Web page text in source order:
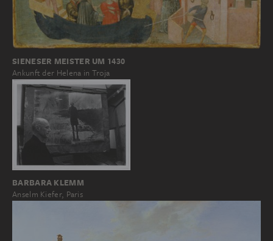
SIENESER MEISTER UM 1430
Ankunft der Helena in Troja
BARBARA KLEMM
Anselm Kiefer, Paris